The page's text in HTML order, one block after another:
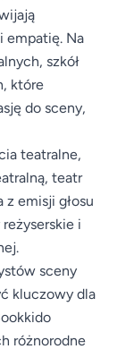
empatię. Na
szkół
które
do sceny,
teatralne,
teatr
emisji głosu
i
sceny
kluczowy dla
różnorodne